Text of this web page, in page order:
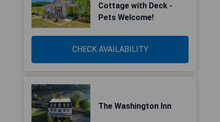
Cottage with Deck -
Pets Welcome!
CHECK AVAILABILITY
The Washington Inn